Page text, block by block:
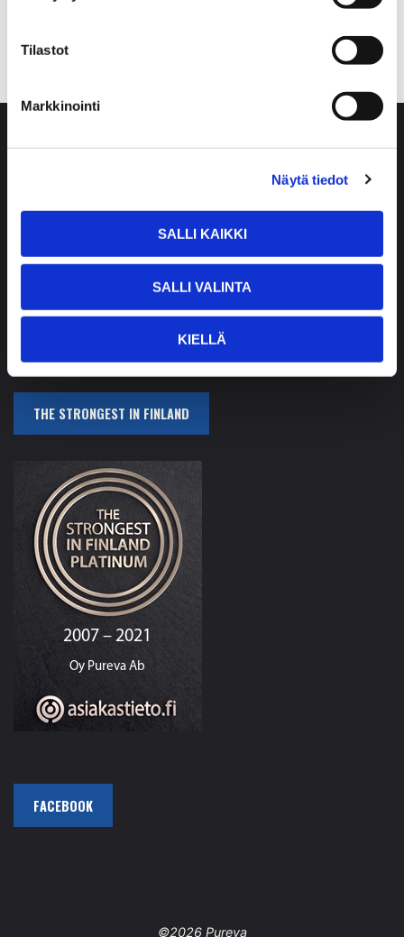
Tilastot
Markkinointi
Näytä tiedot
SALLI KAIKKI
SALLI VALINTA
KIELLÄ
OY PUREVA AB
Parkkitie 14
Tel. +358 2 8425 000
THE STRONGEST IN FINLAND
FACEBOOK
©2026 Pureva